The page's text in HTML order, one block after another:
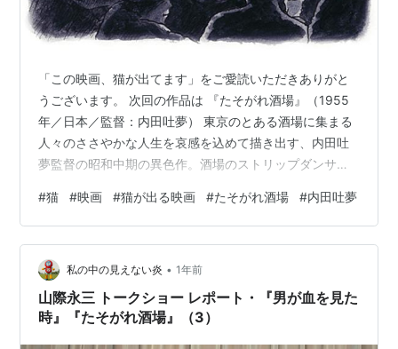
「この映画、猫が出てます」をご愛読いただきありがと
うございます。 次回の作品は 『たそがれ酒場』（1955
年／日本／監督：内田吐夢） 東京のとある酒場に集まる
人々のささやかな人生を哀感を込めて描き出す、内田吐
夢監督の昭和中期の異色作。酒場のストリップダンサー
へ◆過去の記事の検索には、ブログ画面最下部、オレン
ジのエリア内の「カテゴリー」「月別アーカイブ」また
は検索窓をご利用ください。
#猫 #映画 #猫が出る映画 #たそがれ酒場 #内田吐夢
私の中の見えない炎 • 1年前
山際永三 トークショー レポート・『男が血を見た
時』『たそがれ酒場』（3）